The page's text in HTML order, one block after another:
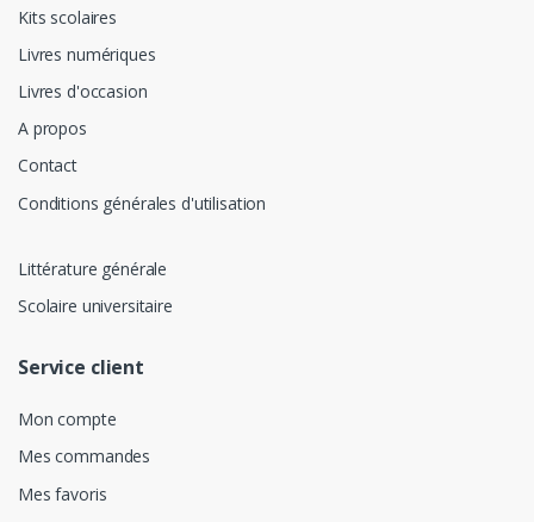
Kits scolaires
Livres numériques
Livres d'occasion
A propos
Contact
Conditions générales d'utilisation
Littérature générale
Scolaire universitaire
Service client
Mon compte
Mes commandes
Mes favoris